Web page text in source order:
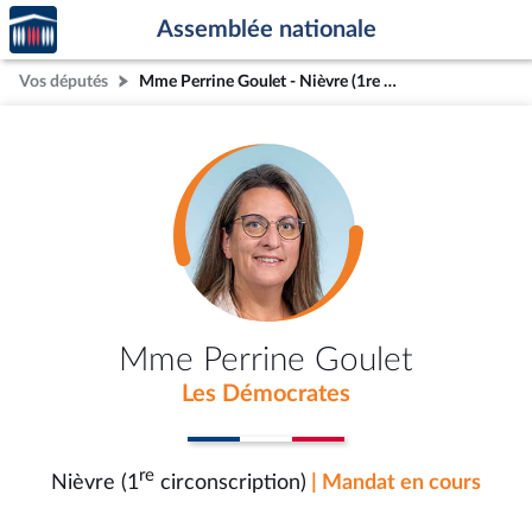
Aller au contenu
Aller en bas de la page
Accèder
à la
page
d'accueil
Assemblée nationale
Vos députés Mme Perrine Goulet - Nièvre (1re circonscription)
Mme Perrine Goulet
Les Démocrates
Nièvre (1re circonscription) | Mandat en cours